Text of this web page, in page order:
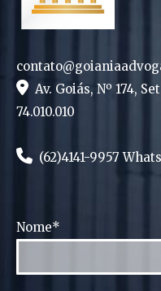
Av. Goiás, Nº 174,
74.010.010
(62)4141-9957
Nome*